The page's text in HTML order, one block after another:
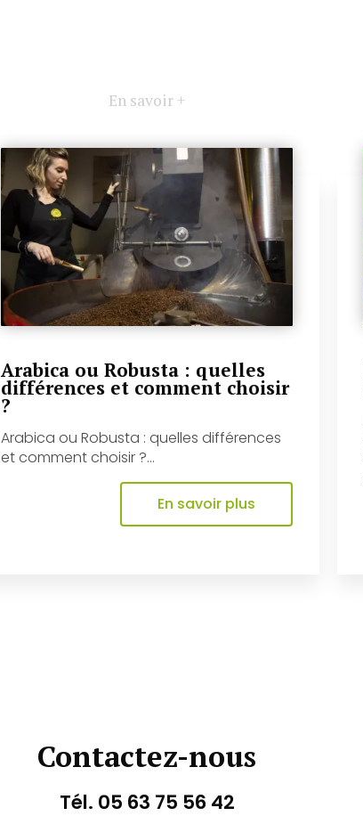
En savoir +
Arabica ou Robusta : quelles
différences et comment choisir
?
Arabica ou Robusta : quelles différences
et comment choisir ?...
En savoir plus
Contactez-nous
Tél. 05 63 75 56 42